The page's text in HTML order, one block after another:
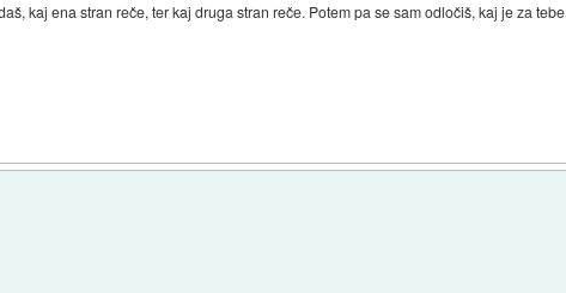
kaj ena stran reče, ter kaj druga stran reče. Potem pa se sam odločiš, kaj je za tebe